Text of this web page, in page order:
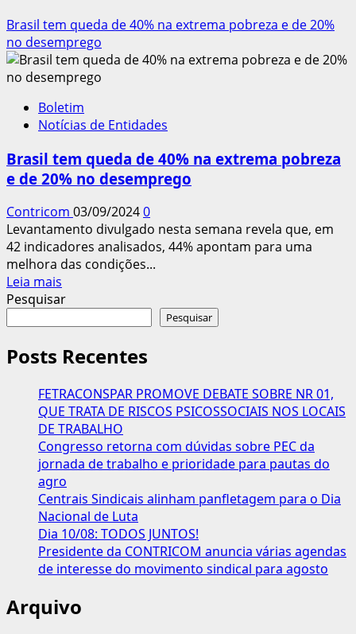
Brasil tem queda de 40% na extrema pobreza e de 20%
no desemprego
Boletim
Notícias de Entidades
Brasil tem queda de 40% na extrema pobreza
e de 20% no desemprego
Contricom 03/09/20240
Levantamento divulgado nesta semana revela que, em
42 indicadores analisados, 44% apontam para uma
melhora das condições...
Leia mais
mais
tem
queda
de
40%
na
extrema
pobreza
e
de
20%
no
desemprego
Pesquisar
Pesquisar
Posts Recentes
FETRACONSPAR PROMOVE DEBATE SOBRE NR 01,
QUE TRATA DE RISCOS PSICOSSOCIAIS NOS LOCAIS
DE TRABALHO
Congresso retorna com dúvidas sobre PEC da
jornada de trabalho e prioridade para pautas do
agro
Centrais Sindicais alinham panfletagem para o Dia
Nacional de Luta
Dia 10/08: TODOS JUNTOS!
Presidente da CONTRICOM anuncia várias agendas
de interesse do movimento sindical para agosto
Arquivo